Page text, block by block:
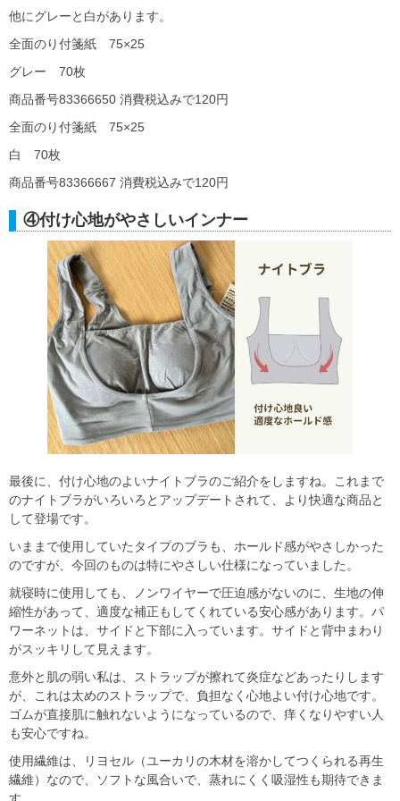
他にグレーと白があります。
全面のり付箋紙 75×25
グレー 70枚
商品番号83366650 消費税込みで120円
全面のり付箋紙 75×25
白 70枚
商品番号83366667 消費税込みで120円
④付け心地がやさしいインナー
最後に、付け心地のよいナイトブラのご紹介をしますね。これまで
のナイトブラがいろいろとアップデートされて、より快適な商品と
して登場です。
いままで使用していたタイプのブラも、ホールド感がやさしかった
のですが、今回のものは特にやさしい仕様になっていました。
就寝時に使用しても、ノンワイヤーで圧迫感がないのに、生地の伸
縮性があって、適度な補正もしてくれている安心感があります。パ
ワーネットは、サイドと下部に入っています。サイドと背中まわり
がスッキリして見えます。
意外と肌の弱い私は、ストラップが擦れて炎症などあったりします
が、これは太めのストラップで、負担なく心地よい付け心地です。
ゴムが直接肌に触れないようになっているので、痒くなりやすい人
も安心ですね。
使用繊維は、リヨセル（ユーカリの木材を溶かしてつくられる再生
繊維）なので、ソフトな風合いで、蒸れにくく吸湿性も期待できま
す。